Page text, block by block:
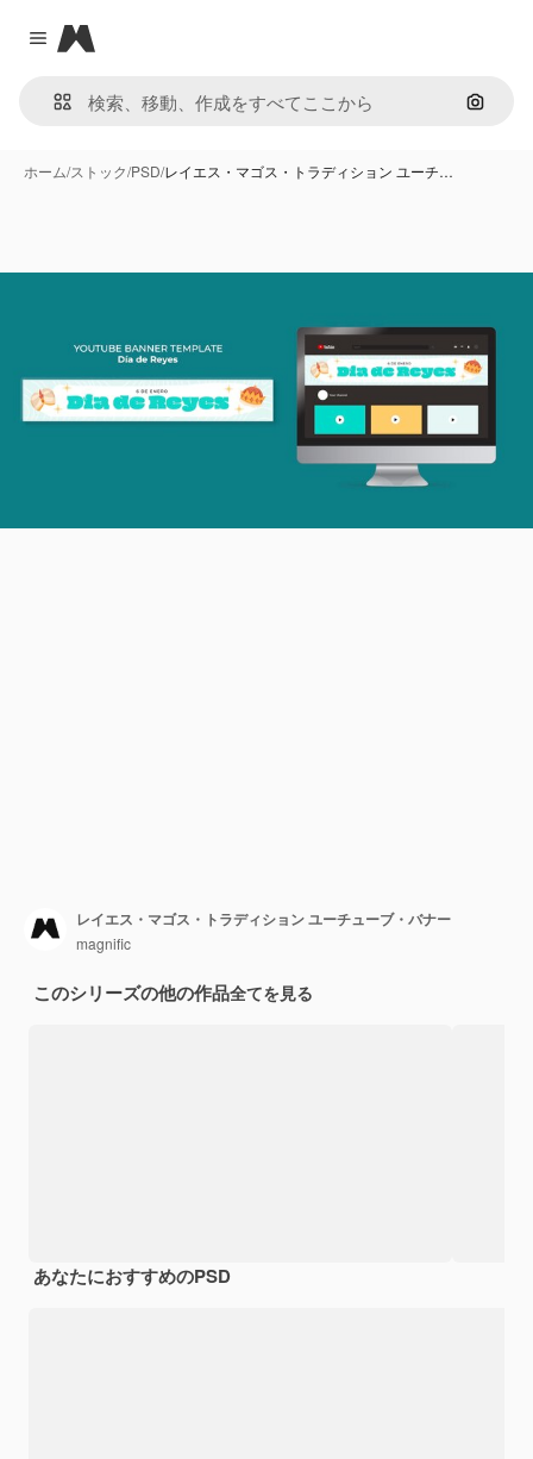
Close menu
Magnific
画像で
ホーム/ストック/PSD/レイエス・マゴス・トラディション ユーチ…
レイエス・マゴス・トラディション ユーチューブ・バナー
magnific
このシリーズの他の作品全てを見る
あなたにおすすめのPSD